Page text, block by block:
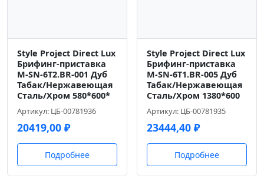
Style Project Direct Lux
Брифинг-приставка
M-SN-6T2.BR-001 Дуб
Табак/Нержавеющая
Сталь/Хром 580*600*
Артикул: ЦБ-00781936
20419,00 ₽
Подробнее
Style Project Direct Lux
Брифинг-приставка
M-SN-6T1.BR-005 Дуб
Табак/Нержавеющая
Сталь/Хром 1380*600
Артикул: ЦБ-00781935
23444,40 ₽
Подробнее